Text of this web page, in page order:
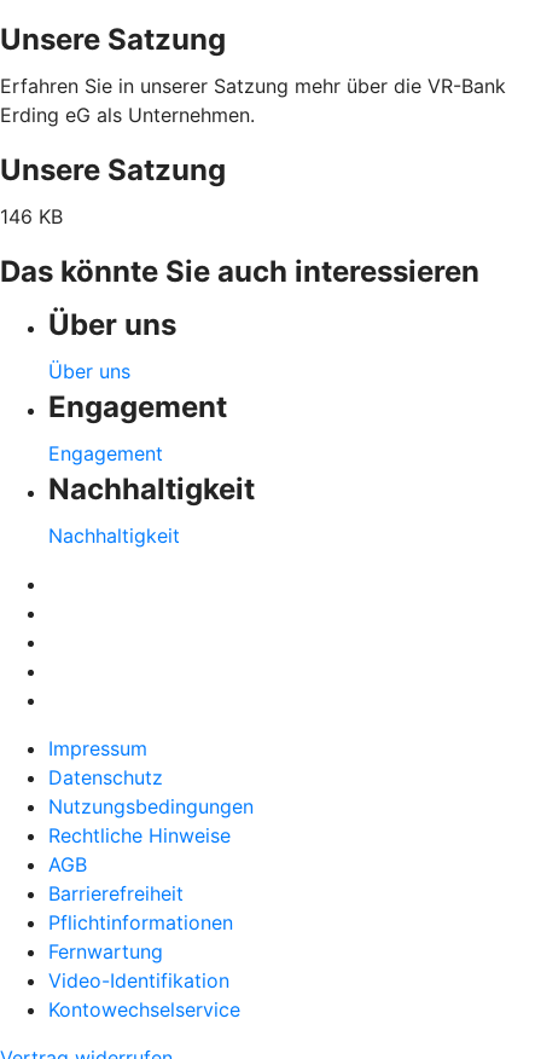
Unsere Satzung
Erfahren Sie in unserer Satzung mehr über die VR-Bank
Erding eG als Unternehmen.
Unsere Satzung
146 KB
Das könnte Sie auch interessieren
Über uns
Über uns
Engagement
Engagement
Nachhaltigkeit
Nachhaltigkeit
Impressum
Datenschutz
Nutzungsbedingungen
Rechtliche Hinweise
AGB
Barrierefreiheit
Pflichtinformationen
Fernwartung
Video-Identifikation
Kontowechselservice